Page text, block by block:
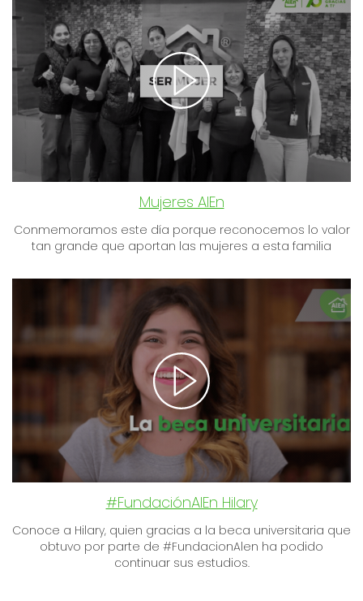
Mujeres AlEn
Conmemoramos este día porque reconocemos lo valor
tan grande que aportan las mujeres a esta familia
#FundaciónAlEn Hilary
Conoce a Hilary, quien gracias a la beca universitaria que
obtuvo por parte de #FundacionAlen ha podido
continuar sus estudios.